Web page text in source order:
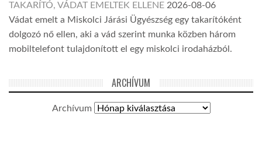
TAKARÍTÓ, VÁDAT EMELTEK ELLENE 2026-08-06
Vádat emelt a Miskolci Járási Ügyészség egy takarítóként
dolgozó nő ellen, aki a vád szerint munka közben három
mobiltelefont tulajdonított el egy miskolci irodaházból.
ARCHÍVUM
Archívum